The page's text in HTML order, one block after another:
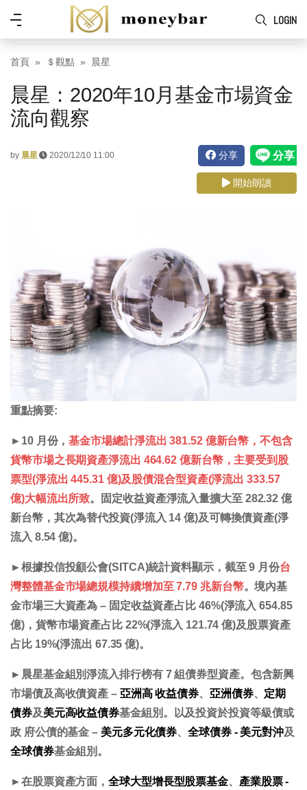
Skip to main content
LOGIN
功
能
表
首頁 ＄觀點 晨星
晨星：2020年10月基金市場資金
流向觀察
by 晨星 2020/12/10 11:00 分享
開始朗讀
重點摘要:
► 10 月份，基金市場總計淨流出 381.52 億新台幣，不包含
貨幣市場之長期資產淨流出 464.62 億新台幣，主要受到股
票型(淨流出 445.31 億)及股債混合型資產(淨流出 333.57
億)大幅流出所致。固定收益資產淨流入量擴大至 282.32 億
新台幣，其次為替代投資(淨流入 14 億)及可轉換債資產(淨
流入 8.54 億)。
►根據投信投顧公會(SITCA)統計資料顯示，截至 9 月份台
灣整體基金市場總規模持續增加至 7.79 兆新台幣。境內基
金市場三大資產為 – 固定收益資產占比 46%(淨流入 654.85
億)，貨幣市場資產占比 22%(淨流入 121.74 億)及股票資產
占比 19%(淨流出 67.35 億)。
► 晨星基金組別淨流入排行榜有 7 組債券型資產。包含新興
市場債及高收債資產 – 亞洲高 收益債券、 亞洲債券、 定期
債券及美元高收益債券基金組別。以及投資於投資等級債或
政 府公債的基金 – 美元多元化債券、全球債券 - 美元對沖及
全球債券基金組別。
►在股票資產方面，全球大型增長型股票基金、 產業股票 -